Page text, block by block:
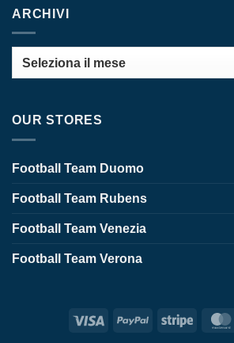
ARCHIVI
Archivi
OUR STORES
Football Team Duomo
Football Team Rubens
Football Team Venezia
Football Team Verona
Visa PayPal Stripe